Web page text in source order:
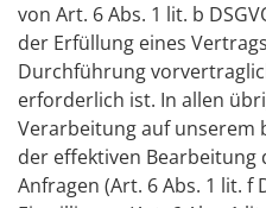
von Art. 6 Abs. 1 lit. b
der Erfüllung eines
Durchführung
erforderlich ist. In allen
Verarbeitung auf unserem
der effektiven Bearbeitung
Anfragen (Art. 6 Abs. 1 lit. f